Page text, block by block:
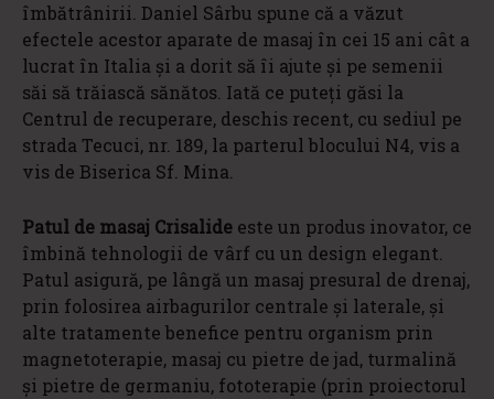
îmbătrânirii. Daniel Sârbu spune că a văzut
efectele acestor aparate de masaj în cei 15 ani cât a
lucrat în Italia și a dorit să îi ajute și pe semenii
săi să trăiască sănătos. Iată ce puteți găsi la
Centrul de recuperare, deschis recent, cu sediul pe
strada Tecuci, nr. 189, la parterul blocului N4, vis a
vis de Biserica Sf. Mina.
Patul de masaj Crisalide este un produs inovator, ce
îmbină tehnologii de vârf cu un design elegant.
Patul asigură, pe lângă un masaj presural de drenaj,
prin folosirea airbagurilor centrale și laterale, și
alte tratamente benefice pentru organism prin
magnetoterapie, masaj cu pietre de jad, turmalină
și pietre de germaniu, fototerapie (prin proiectorul